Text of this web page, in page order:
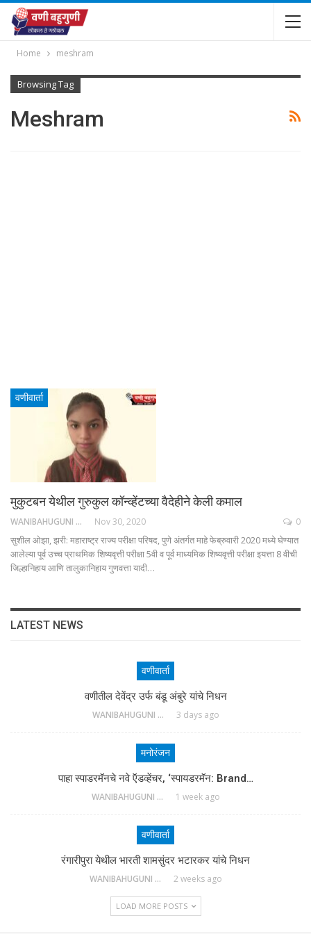
Home meshram
Browsing Tag
Meshram
वणीवार्ता
मुकुटबन येथील गुरुकुल कॉन्व्हेंटच्या वैदेहीने केली कमाल
WANIBAHUGUNI DESK Nov 30, 2020 0
सुशील ओझा, झरी: महाराष्ट्र राज्य परीक्षा परिषद, पुणे अंतर्गत माहे फेब्रुवारी 2020 मध्ये घेण्यात
आलेल्या पूर्व उच्च प्राथमिक शिष्यवृत्ती परीक्षा 5वी व पूर्व माध्यमिक शिष्यवृत्ती परीक्षा इयत्ता 8 वीची
जिल्हानिहाय आणि तालुकानिहाय गुणवत्ता यादी…
LATEST NEWS
वणीवार्ता
वणीतील देवेंद्र उर्फ बंडू अंबुरे यांचे निधन
WANIBAHUGUNI DESK 3 days ago
मनोरंजन
पाहा स्पाडरमॅनचे नवे ऍडव्हेंचर, ‘स्पायडरमॅन: Brand…
WANIBAHUGUNI DESK 1 week ago
वणीवार्ता
रंगारीपुरा येथील भारती शामसुंदर भटारकर यांचे निधन
WANIBAHUGUNI DESK 2 weeks ago
LOAD MORE POSTS